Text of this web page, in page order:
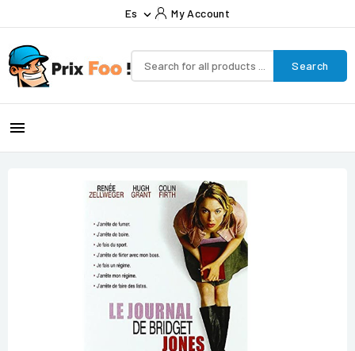
Es  My Account
Search
